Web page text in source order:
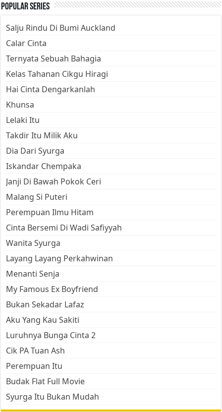
Popular Series
Salju Rindu Di Bumi Auckland
Calar Cinta
Ternyata Sebuah Bahagia
Kelas Tahanan Cikgu Hiragi
Hai Cinta Dengarkanlah
Khunsa
Lelaki Itu
Takdir Itu Milik Aku
Dia Dari Syurga
Iskandar Chempaka
Janji Di Bawah Pokok Ceri
Malang Si Puteri
Perempuan Ilmu Hitam
Cinta Bersemi Di Wadi Safiyyah
Wanita Syurga
Layang Layang Perkahwinan
Menanti Senja
My Famous Ex Boyfriend
Bukan Sekadar Lafaz
Aku Yang Kau Sakiti
Luruhnya Bunga Cinta 2
Cik PA Tuan Ash
Perempuan Itu
Budak Flat Full Movie
Syurga Itu Bukan Mudah